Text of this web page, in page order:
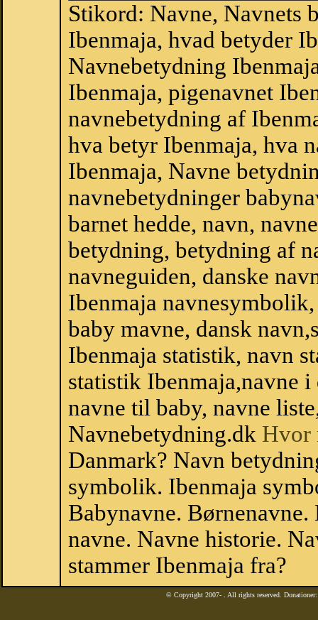
Stikord: Navne, Navnets
Ibenmaja, hvad betyder
Navnebetydning
Ibenmaja, pigenavnet
navnebetydning af
hva betyr Ibenmaja, hva
Ibenmaja, Navne
navnebetydninger
barnet hedde, navn,
betydning, betydning af
navneguiden, danske
Ibenmaja
baby mavne, dansk
Ibenmaja statistik, navn
statistik Ibenmaja,navne
navne til baby, navne
Navnebetydning.dk Hvor
Danmark? Navn
symbolik. Ibenmaja
Babynavne.
navne. Navne historie.
stammer Ibenmaja fra?
© Copyright 2007- . All rights reserved.